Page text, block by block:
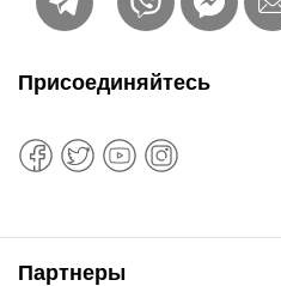
Присоединяйтесь
Партнеры